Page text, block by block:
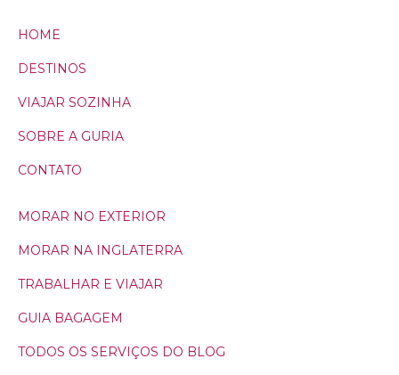
HOME
DESTINOS
VIAJAR SOZINHA
SOBRE A GURIA
CONTATO
MORAR NO EXTERIOR
MORAR NA INGLATERRA
TRABALHAR E VIAJAR
GUIA BAGAGEM
TODOS OS SERVIÇOS DO BLOG